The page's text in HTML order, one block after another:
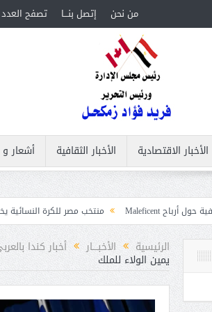
من نحن إتصل بنـــا تصفح العدد
الأخبار الاقتصادية الأخبار الثقافية أشعار
منتخب مصر للكرة النسائية يخوض الليلة مباراة
الرئيسية الأخبــــار أخبار كندا
يمين الولاء للملك